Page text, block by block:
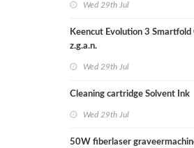
Wed 29th Jul
Keencut Evolution 3
z.g.a.n.
Wed 29th Jul
Cleaning cartridge Solvent Ink
Wed 29th Jul
50W fiberlaser